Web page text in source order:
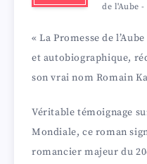
de l'Aube -
« La Promesse de
et autobiographique,
son vrai nom Romain
Véritable témoignage
Mondiale, ce roman
romancier majeur du